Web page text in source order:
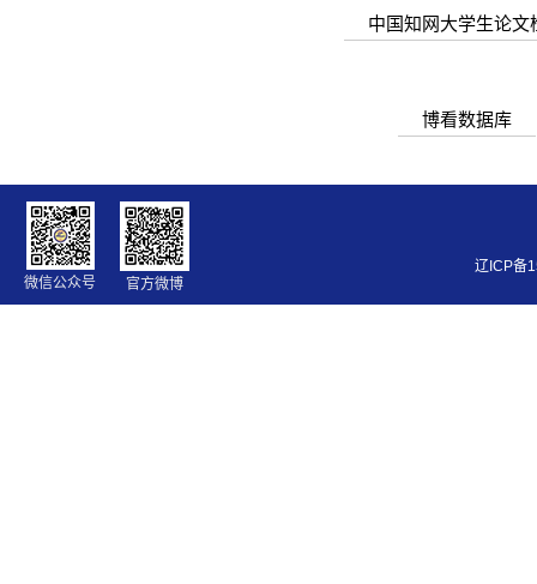
中国知网大学生论文
博看数据库
微信公众号 官方微博
辽ICP备